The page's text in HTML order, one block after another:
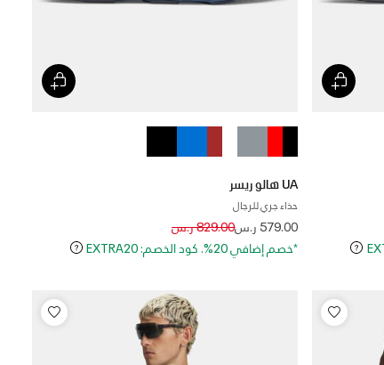
UA هالو ريسر
حذاء جري للرجال
579.00 ر.سPrice reduced from
829.00 ر.سto
*خصم إضافي 20%. كود الخصم: EXTRA20